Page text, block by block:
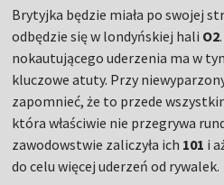
Brytyjka będzie miała po swojej
odbędzie się w londyńskiej hali O2
nokautującego uderzenia ma w
kluczowe atuty. Przy
zapomnieć, że to przede
która właściwie nie przegrywa
zawodowstwie zaliczyła ich 101 i
do celu więcej uderzeń od rywalek.